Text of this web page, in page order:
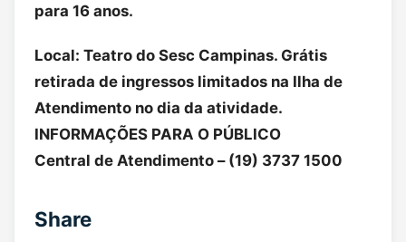
para 16 anos.
Local: Teatro do Sesc Campinas. Grátis
retirada de ingressos limitados na Ilha de
Atendimento no dia da atividade.
INFORMAÇÕES PARA O PÚBLICO
Central de Atendimento – (19) 3737 1500
Share